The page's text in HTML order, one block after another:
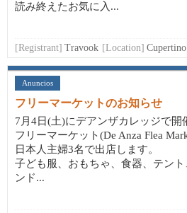
読み終えたお気に入...
[Registrant] Travook [Location] Cupertino
Anuncios
フリーマーケットのお知らせ
7月4日(土)にデアンザカレッジで開
フリーマーケット(De Anza Flea
日本人主婦3名で出店します。
子ども服、おもちゃ、食器、テン
ンド...